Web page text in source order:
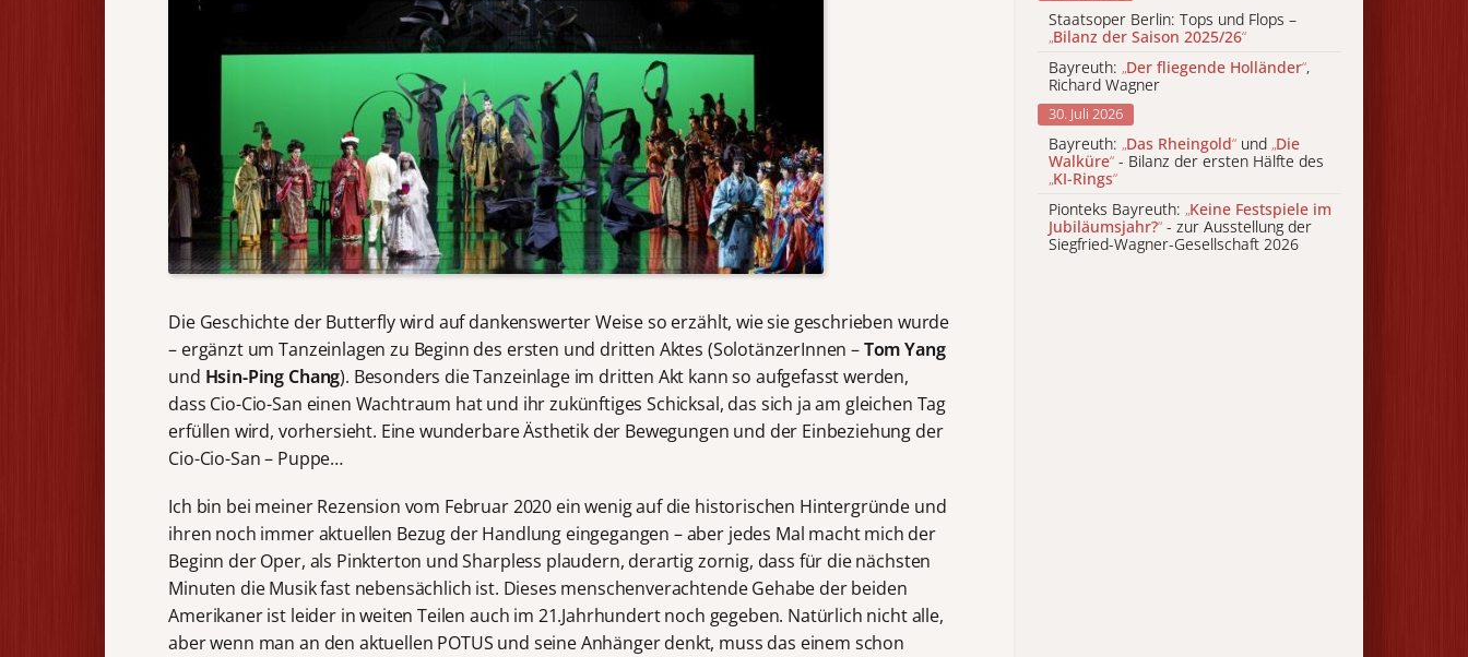
Die Geschichte der Butterfly wird auf dankenswerter Weise so erzählt, wie sie geschrieben wurde
– ergänzt um Tanzeinlagen zu Beginn des ersten und dritten Aktes (SolotänzerInnen –Tom Yang
und Hsin-Ping Chang). Besonders die Tanzeinlage im dritten Akt kann so aufgefasst werden,
dass Cio-Cio-San einen Wachtraum hat und ihr zukünftiges Schicksal, das sich ja am gleichen Tag
erfüllen wird, vorhersieht. Eine wunderbare Ästhetik der Bewegungen und der Einbeziehung der
Cio-Cio-San – Puppe…
Ich bin bei meiner Rezension vom Februar 2020 ein wenig auf die historischen Hintergründe und
ihren noch immer aktuellen Bezug der Handlung eingegangen – aber jedes Mal macht mich der
Beginn der Oper, als Pinkterton und Sharpless plaudern, derartig zornig, dass für die nächsten
Minuten die Musik fast nebensächlich ist. Dieses menschenverachtende Gehabe der beiden
Amerikaner ist leider in weiten Teilen auch im 21.Jahrhundert noch gegeben. Natürlich nicht alle,
aber wenn man an den aktuellen POTUS und seine Anhänger denkt, muss das einem schon
Staatsoper Berlin: Tops und Flops –
„Bilanz der Saison 2025/26“
Bayreuth: „Der fliegende Holländer“,
Richard Wagner
30. Juli 2026
Bayreuth: „Das Rheingold“ und „Die
Walküre“ - Bilanz der ersten Hälfte des
„KI-Rings“
Pionteks Bayreuth: „Keine Festspiele im
Jubiläumsjahr?“ - zur Ausstellung der
Siegfried-Wagner-Gesellschaft 2026